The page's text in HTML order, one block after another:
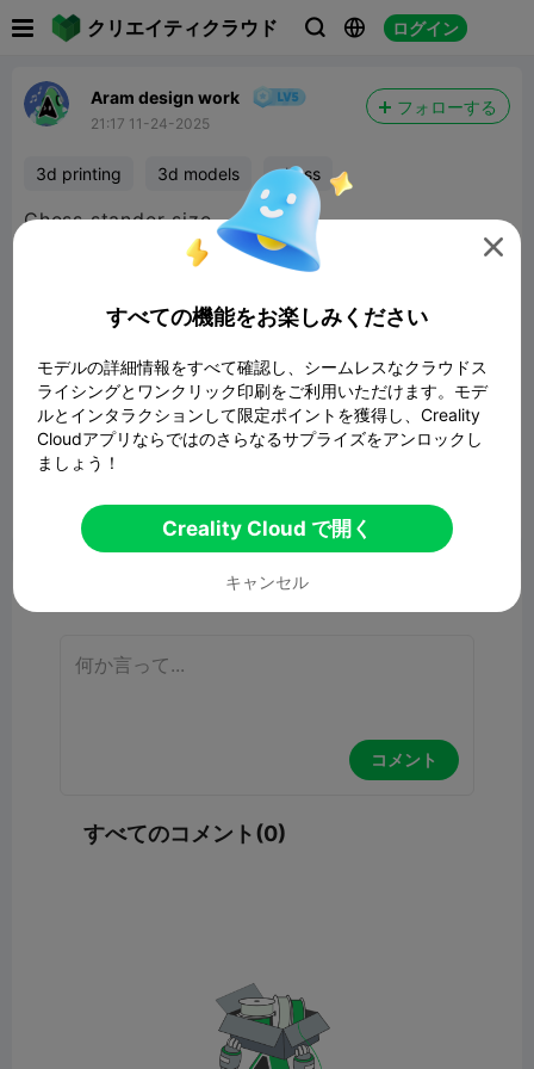
クリエイティクラウド   ログイン
Aram design work
21:17 11-24-2025
フォローする
3d printing 3d models chess
Chess stander size
3 
コメント
すべてのコメント(0)

すべての機能をお楽しみください
モデルの詳細情報をすべて確認し、シームレスなクラウドス
ライシングとワンクリック印刷をご利用いただけます。モデ
ルとインタラクションして限定ポイントを獲得し、Creality
Cloudアプリならではのさらなるサプライズをアンロックし
ましょう！
Creality Cloud で開く
キャンセル